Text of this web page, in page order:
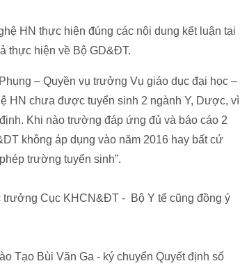
HN thực hiện đúng các nội dung kết luận tại
thực hiện về Bộ GD&ĐT.
– Quyền vụ trưởng Vụ giáo dục đại học –
HN chưa được tuyển sinh 2 ngành Y, Dược, vì
Khi nào trường đáp ứng đủ và báo cáo 2
không áp dụng vào năm 2016 hay bất cứ
trường tuyển sinh”.
Cục KHCN&ĐT - Bộ Y tế cũng đồng ý
Tạo Bùi Văn Ga - ký chuyển Quyết định số